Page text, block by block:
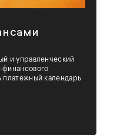
и управленческий
финансового
платежный календарь